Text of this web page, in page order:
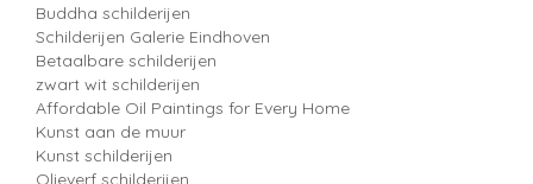
Buddha schilderijen
Schilderijen Galerie Eindhoven
Betaalbare schilderijen
zwart wit schilderijen
Affordable Oil Paintings for Every Home
Kunst aan de muur
Kunst schilderijen
Olieverf schilderijen